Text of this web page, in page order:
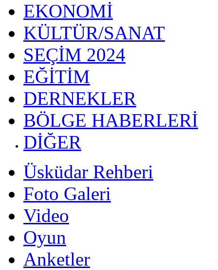
EKONOMİ
KÜLTÜR/SANAT
SEÇİM 2024
EĞİTİM
DERNEKLER
BÖLGE HABERLERİ
DİĞER
Üsküdar Rehberi
Foto Galeri
Video
Oyun
Anketler